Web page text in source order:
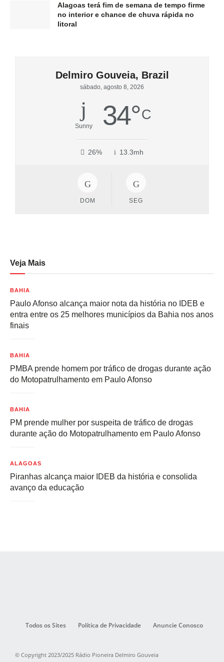
Alagoas terá fim de semana de tempo firme
no interior e chance de chuva rápida no
litoral
Delmiro Gouveia, Brazil
sábado, agosto 8, 2026
Sunny 34°C
26% 13.3mh
DOM SEG
Veja Mais
BAHIA
Paulo Afonso alcança maior nota da história no IDEB e
entra entre os 25 melhores municípios da Bahia nos anos
finais
BAHIA
PMBA prende homem por tráfico de drogas durante ação
do Motopatrulhamento em Paulo Afonso
BAHIA
PM prende mulher por suspeita de tráfico de drogas
durante ação do Motopatrulhamento em Paulo Afonso
ALAGOAS
Piranhas alcança maior IDEB da história e consolida
avanço da educação
Todos os Sites Política de Privacidade Anuncie Conosco
© Copyright 2023/2025 Rádio Pioneira Delmiro Gouveia